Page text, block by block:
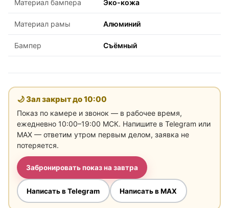
Материал бампера Эко-кожа
Материал рамы Алюминий
Бампер Съёмный
🌙 Зал закрыт до10:00
Показ по камере и звонок — в рабочее время,
ежедневно 10:00–19:00 МСК. Напишите в Telegram или
MAX — ответим утром первым делом, заявка не
потеряется.
Забронировать показ на завтра
Написать в Telegram Написать в MAX